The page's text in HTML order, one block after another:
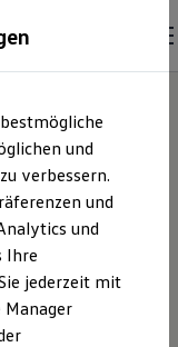
finden
konfigurieren
und
verbessern.
und
und
Ihre
jederzeit mit